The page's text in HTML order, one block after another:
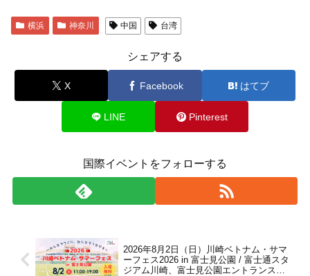
横浜 神奈川 中国 台湾
シェアする
X Facebook はてブ
LINE Pinterest
国際イベントをフォローする
2026年8月2日（日）川崎ベトナム・サマ
ーフェス2026 in 富士見公園 / 富士通スタ
ジアム川崎、富士見公園エントランス広